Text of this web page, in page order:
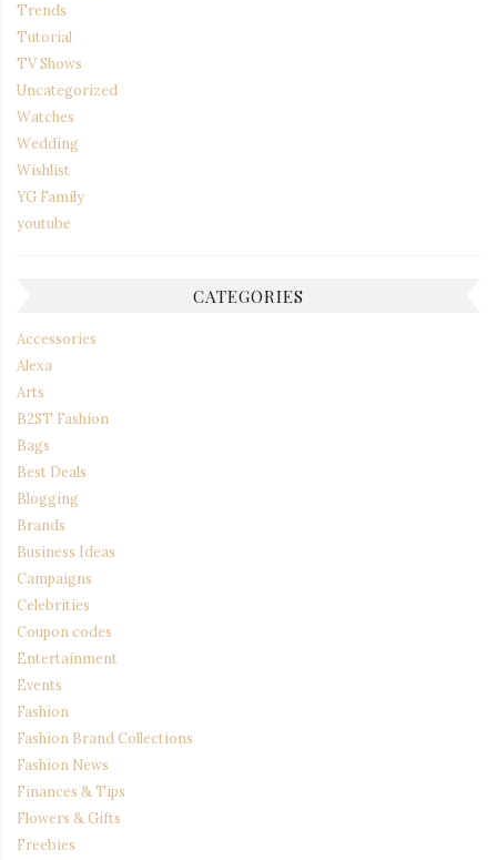
Trends
Tutorial
TV Shows
Uncategorized
Watches
Wedding
Wishlist
YG Family
youtube
CATEGORIES
Accessories
Alexa
Arts
B2ST Fashion
Bags
Best Deals
Blogging
Brands
Business Ideas
Campaigns
Celebrities
Coupon codes
Entertainment
Events
Fashion
Fashion Brand Collections
Fashion News
Finances & Tips
Flowers & Gifts
Freebies